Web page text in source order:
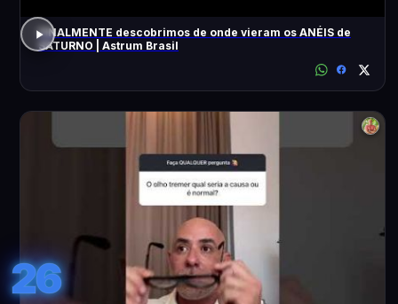
FINALMENTE descobrimos de onde vieram os ANÉIS de
SATURNO | Astrum Brasil
26